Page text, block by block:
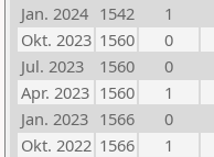
Jan. 2024 1542 1
Okt. 2023 1560 0
Jul. 2023
1560 0
Apr. 2023 1560 1
Jan. 2023 1566 0
Okt. 2022 1566 1